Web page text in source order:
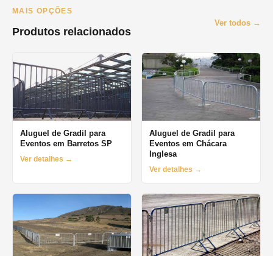
MAIS OPÇÕES
Produtos relacionados
Ver todos →
Aluguel de Gradil para
Eventos em Barretos SP
Ver detalhes →
Aluguel de Gradil para
Eventos em Chácara
Inglesa
Ver detalhes →